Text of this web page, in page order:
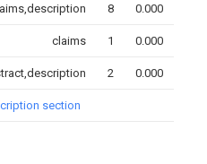
8 0.000
claims 1 0.000
2 0.000
section